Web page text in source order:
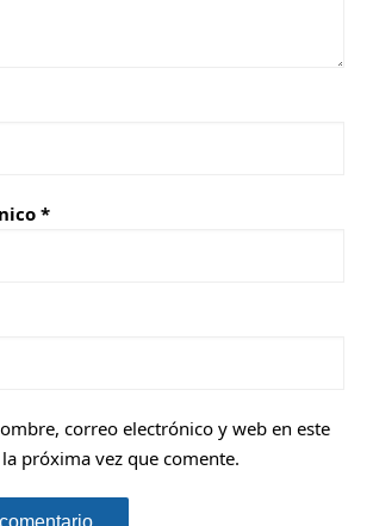
*
correo electrónico y web en este
próxima vez que comente.